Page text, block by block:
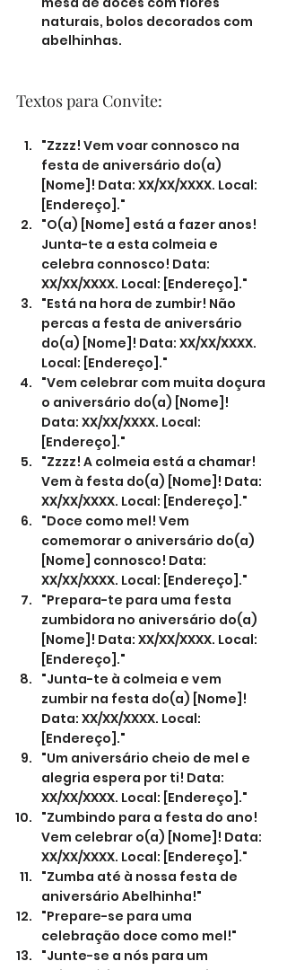
naturais, bolos decorados com
abelhinhas.
Textos para Convite:
"Zzzz! Vem voar connosco na
festa de aniversário do(a)
[Nome]! Data: XX/XX/XXXX. Local:
[Endereço]."
"O(a) [Nome] está a fazer anos!
Junta-te a esta colmeia e
celebra connosco! Data:
XX/XX/XXXX. Local: [Endereço]."
"Está na hora de zumbir! Não
percas a festa de aniversário
do(a) [Nome]! Data: XX/XX/XXXX.
Local: [Endereço]."
"Vem celebrar com muita doçura
o aniversário do(a) [Nome]!
Data: XX/XX/XXXX. Local:
[Endereço]."
"Zzzz! A colmeia está a chamar!
Vem à festa do(a) [Nome]! Data:
XX/XX/XXXX. Local: [Endereço]."
"Doce como mel! Vem
comemorar o aniversário do(a)
[Nome] connosco! Data:
XX/XX/XXXX. Local: [Endereço]."
"Prepara-te para uma festa
zumbidora no aniversário do(a)
[Nome]! Data: XX/XX/XXXX. Local:
[Endereço]."
"Junta-te à colmeia e vem
zumbir na festa do(a) [Nome]!
Data: XX/XX/XXXX. Local:
[Endereço]."
"Um aniversário cheio de mel e
alegria espera por ti! Data:
XX/XX/XXXX. Local: [Endereço]."
"Zumbindo para a festa do ano!
Vem celebrar o(a) [Nome]! Data:
XX/XX/XXXX. Local: [Endereço]."
"Zumba até à nossa festa de
aniversário Abelhinha!"
"Prepare-se para uma
celebração doce como mel!"
"Junte-se a nós para um